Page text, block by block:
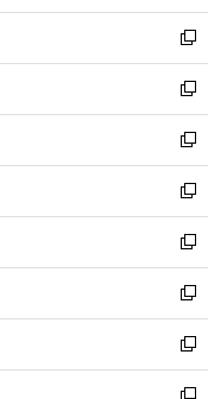
開
く
ウ
で
開
く
ン
ド
ウ
で
開
く
ウ
ィ
ン
ド
ウ
で
開
く
新
し
い
ウ
ィ
ン
ド
ウ
で
開
く
新
し
い
ウ
ィ
ン
ド
ウ
で
開
く
新
し
い
ウ
ィ
ン
ド
ウ
で
開
く
新
し
い
ウ
ィ
ン
ド
ウ
新
し
い
ウ
ィ
ン
新
し
い
ウ
新
し